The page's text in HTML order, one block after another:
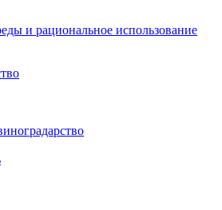
и рациональное использование